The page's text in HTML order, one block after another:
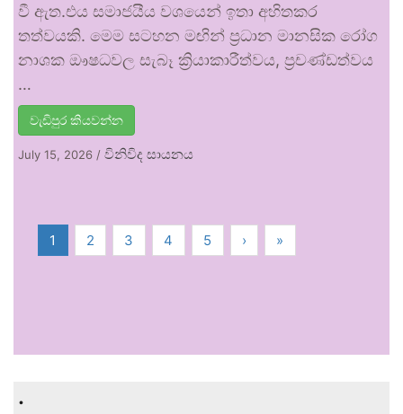
වී ඇත.එය සමාජයීය වශයෙන් ඉතා අහිතකර
තත්වයකි. මෙම සටහන මඟින් ප්‍රධාන මානසික රෝග
නාශක ඖෂධවල සැබෑ ක්‍රියාකාරීත්වය, ප්‍රචණ්ඩත්වය
…
වැඩිපුර කියවන්න
July 15, 2026 / විනිවිද සායනය
1 2 3 4 5 › »
.